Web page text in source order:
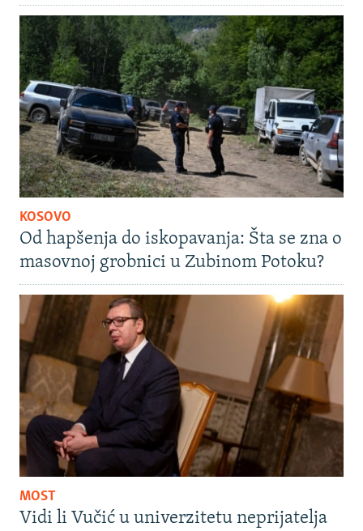
KOSOVO
Od hapšenja do iskopavanja: Šta se zna o
masovnoj grobnici u Zubinom Potoku?
MOST
Vidi li Vučić u univerzitetu neprijatelja